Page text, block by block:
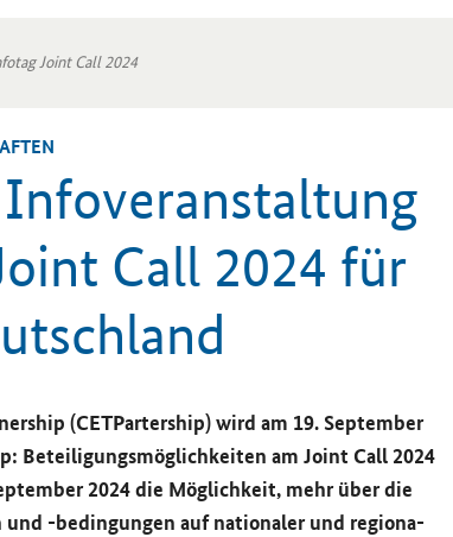
Joint Call 2024
Call 2024 für
(CETPartership) wird am 19. Sep­tem­ber
: Be­tei­li­gungs­mög­lich­kei­ten am Joint Call 2024
2024 die Mög­lich­keit, mehr über die
-​bedingungen auf na­tio­na­ler und re­gio­na­